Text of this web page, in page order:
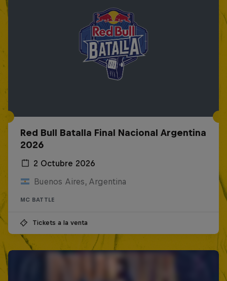
Red Bull Batalla Final Nacional Argentina
2026
2 Octubre 2026
Buenos Aires, Argentina
MC BATTLE
Tickets a la venta